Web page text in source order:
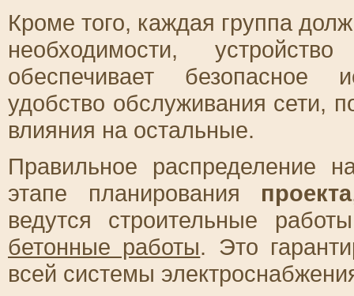
Кроме того, каждая группа
необходимости,
обеспечивает безопасное
удобство обслуживания сети,
влияния на остальные.
Правильное распределение
этапе планирования проекта
ведутся строительные
бетонные работы. Это
всей системы